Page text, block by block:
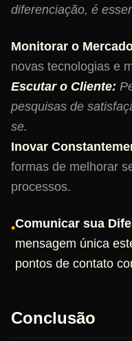
diferenciação, é
Monitorar o
novas tecnologias e
Escutar o Cliente:
pesquisas de
se.
Inovar
formas de melhorar
processos.
•Comunicar sua
mensagem única
pontos de contato
Conclusão